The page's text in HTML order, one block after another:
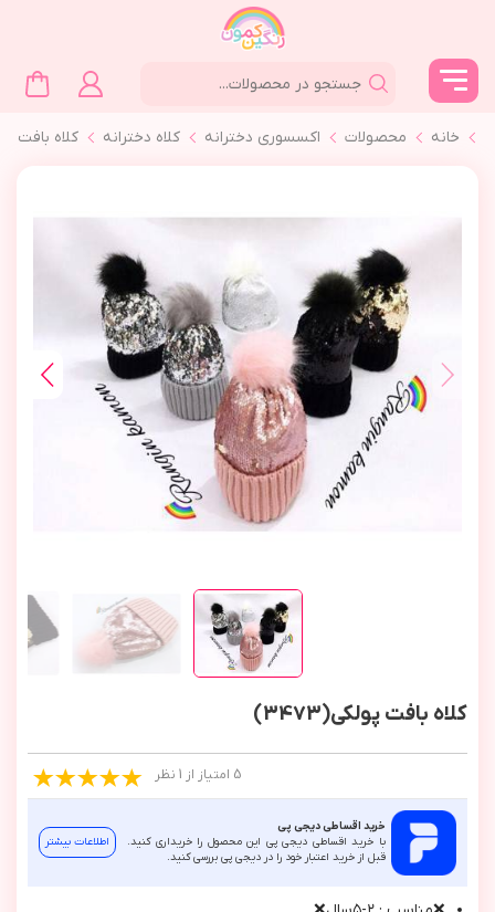
خانه محصولات اکسسوری دخترانه کلاه دخترانه كلاه بافت
کلاه بافت پولکی(3473)
5 امتیاز از 1 نظر
خرید اقساطی دیجی پی
با خرید اقساطی دیجی پی این محصول را خریداری کنید.
قبل از خرید اعتبار خود را در دیجی پی بررسی کنید.
اطلاعات بیشتر